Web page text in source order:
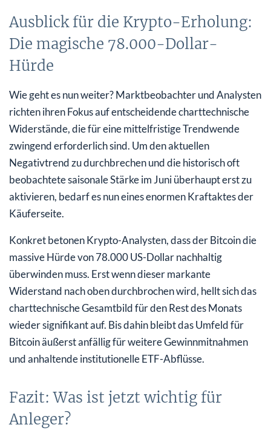
Ausblick für die Krypto-Erholung:
Die magische 78.000-Dollar-
Hürde
Wie geht es nun weiter? Marktbeobachter und Analysten
richten ihren Fokus auf entscheidende charttechnische
Widerstände, die für eine mittelfristige Trendwende
zwingend erforderlich sind. Um den aktuellen
Negativtrend zu durchbrechen und die historisch oft
beobachtete saisonale Stärke im Juni überhaupt erst zu
aktivieren, bedarf es nun eines enormen Kraftaktes der
Käuferseite.
Konkret betonen Krypto-Analysten, dass der Bitcoin die
massive Hürde von 78.000 US-Dollar nachhaltig
überwinden muss. Erst wenn dieser markante
Widerstand nach oben durchbrochen wird, hellt sich das
charttechnische Gesamtbild für den Rest des Monats
wieder signifikant auf. Bis dahin bleibt das Umfeld für
Bitcoin äußerst anfällig für weitere Gewinnmitnahmen
und anhaltende institutionelle ETF-Abflüsse.
Fazit: Was ist jetzt wichtig für
Anleger?